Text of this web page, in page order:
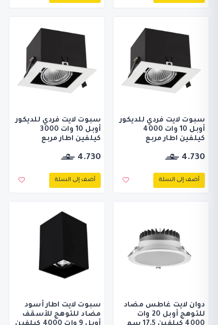
سبوت لايت فردي للديكور
أوبل 10 وات 4000
كيلفين اطار مربع
4.730
أضف إلى السلة
سبوت لايت فردي للديكور
أوبل 10 وات 3000
كيلفين اطار مربع
4.730
أضف إلى السلة
دوان لايت غاطس مضاد
للتوهج أوبل 20 وات
سبوت لايت اطار أسود
مضاد للتوهج للأسقف